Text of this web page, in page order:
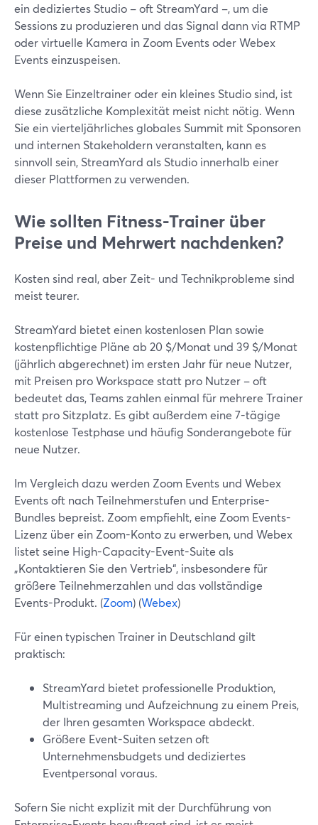
ein dediziertes Studio – oft StreamYard –, um die
Sessions zu produzieren und das Signal dann via RTMP
oder virtuelle Kamera in Zoom Events oder Webex
Events einzuspeisen.
Wenn Sie Einzeltrainer oder ein kleines Studio sind, ist
diese zusätzliche Komplexität meist nicht nötig. Wenn
Sie ein vierteljährliches globales Summit mit Sponsoren
und internen Stakeholdern veranstalten, kann es
sinnvoll sein, StreamYard als Studio innerhalb einer
dieser Plattformen zu verwenden.
Wie sollten Fitness-Trainer über
Preise und Mehrwert nachdenken?
Kosten sind real, aber Zeit- und Technikprobleme sind
meist teurer.
StreamYard bietet einen kostenlosen Plan sowie
kostenpflichtige Pläne ab 20 $/Monat und 39 $/Monat
(jährlich abgerechnet) im ersten Jahr für neue Nutzer,
mit Preisen pro Workspace statt pro Nutzer – oft
bedeutet das, Teams zahlen einmal für mehrere Trainer
statt pro Sitzplatz. Es gibt außerdem eine 7-tägige
kostenlose Testphase und häufig Sonderangebote für
neue Nutzer.
Im Vergleich dazu werden Zoom Events und Webex
Events oft nach Teilnehmerstufen und Enterprise-
Bundles bepreist. Zoom empfiehlt, eine Zoom Events-
Lizenz über ein Zoom-Konto zu erwerben, und Webex
listet seine High-Capacity-Event-Suite als
„Kontaktieren Sie den Vertrieb“, insbesondere für
größere Teilnehmerzahlen und das vollständige
Events-Produkt. (Zoom) (Webex)
Für einen typischen Trainer in Deutschland gilt
praktisch:
StreamYard bietet professionelle Produktion,
Multistreaming und Aufzeichnung zu einem Preis,
der Ihren gesamten Workspace abdeckt.
Größere Event-Suiten setzen oft
Unternehmensbudgets und dediziertes
Eventpersonal voraus.
Sofern Sie nicht explizit mit der Durchführung von